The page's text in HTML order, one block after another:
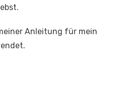
Anleitung für mein